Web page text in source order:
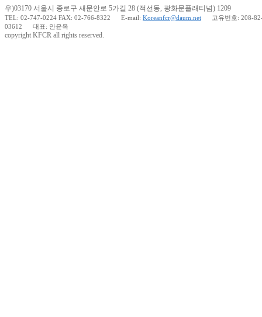
우)03170 서울시 종로구 새문안로 5가길 28 (적선동, 광화문플래티넘) 1209
TEL: 02-747-0224 FAX: 02-766-8322 E-mail: Koreanfcr@daum.net
고유번호: 208-
03612
대표: 안윤옥
copyright KFCR all rights reserved.